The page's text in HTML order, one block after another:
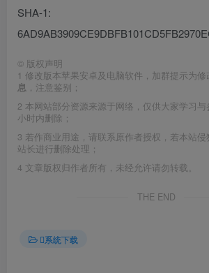
SHA-1:
© 版权声明
1 修改版本苹果安卓及电脑软件，加群提示为修
息 ，注意鉴别；
2 本网站部分资源来源于网络，仅供大家学习
小时内删除；
3 若作商业用途，请联系原作者授权，若本站
站长进行删除处理；
4 文章版权归作者所有，未经允许请勿转载。
THE END
系统下载